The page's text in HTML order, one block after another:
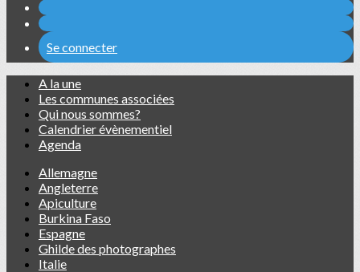
Se connecter
A la une
Les communes associées
Qui nous sommes?
Calendrier évènementiel
Agenda
Allemagne
Angleterre
Apiculture
Burkina Faso
Espagne
Ghilde des photographes
Italie